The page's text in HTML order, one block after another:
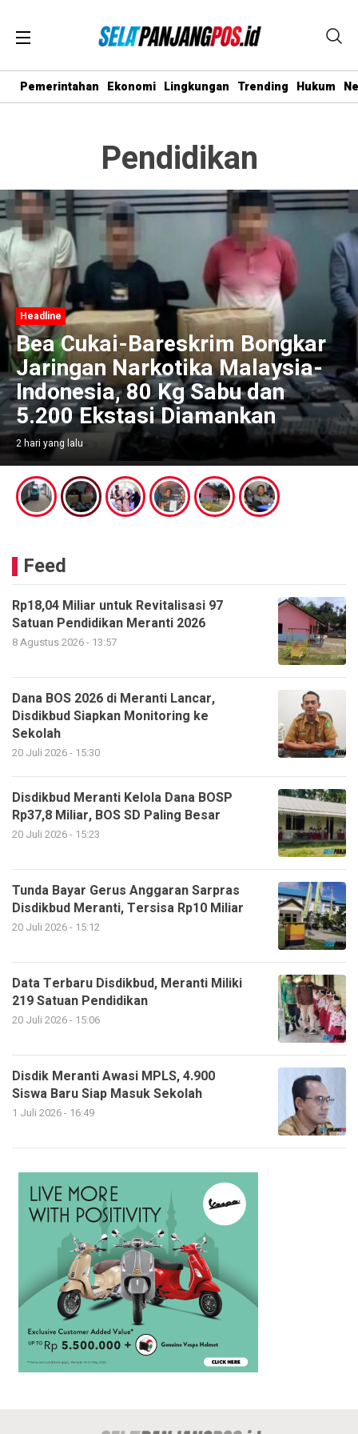
Pemerintahan Ekonomi Lingkungan Trending Hukum
Pendidikan
Headline
Bea Cukai-Bareskrim Bongkar
Jaringan Narkotika Malaysia-
Indonesia, 80 Kg Sabu dan
5.200 Ekstasi Diamankan
2 hari yang lalu
Feed
Rp18,04 Miliar untuk Revitalisasi 97
Satuan Pendidikan Meranti 2026
8 Agustus 2026 - 13:57
Dana BOS 2026 di Meranti Lancar,
Disdikbud Siapkan Monitoring ke
Sekolah
20 Juli 2026 - 15:30
Disdikbud Meranti Kelola Dana BOSP
Rp37,8 Miliar, BOS SD Paling Besar
20 Juli 2026 - 15:23
Tunda Bayar Gerus Anggaran Sarpras
Disdikbud Meranti, Tersisa Rp10 Miliar
20 Juli 2026 - 15:12
Data Terbaru Disdikbud, Meranti Miliki
219 Satuan Pendidikan
20 Juli 2026 - 15:06
Disdik Meranti Awasi MPLS, 4.900
Siswa Baru Siap Masuk Sekolah
1 Juli 2026 - 16:49